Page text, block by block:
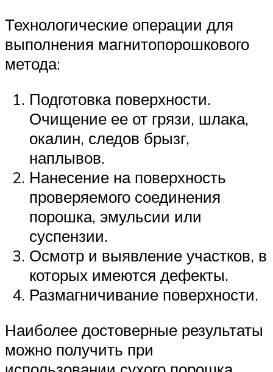
Технологические операции для
выполнения магнитопорошкового
метода:
Подготовка поверхности.
Очищение ее от грязи, шлака,
окалин, следов брызг,
наплывов.
Нанесение на поверхность
проверяемого соединения
порошка, эмульсии или
суспензии.
Осмотр и выявление участков, в
которых имеются дефекты.
Размагничивание поверхности.
Наиболее достоверные результаты
можно получить при